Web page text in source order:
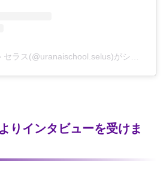
りインタビューを受けま